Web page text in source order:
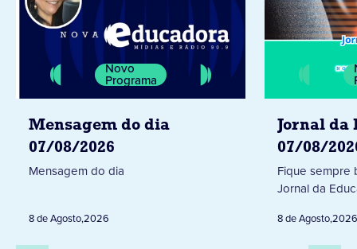
Novo
Programa
Mensagem do dia
07/08/2026
Mensagem do dia
8 de Agosto,2026
Jornal da
07/08/
Fique sempre
Jornal da
8 de Agosto,2026